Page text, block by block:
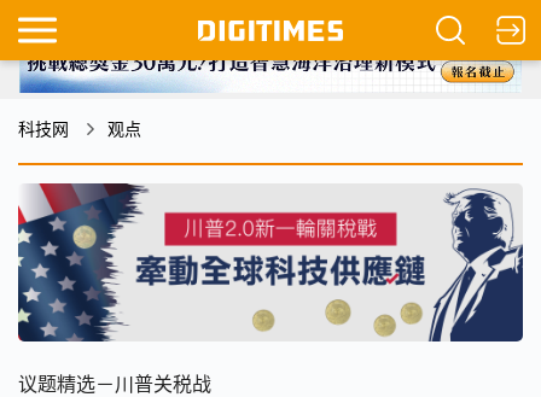
科技网 观点
议题精选－川普关税战